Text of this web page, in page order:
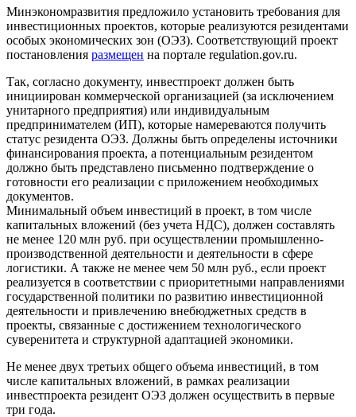
Минэкономразвития предложило установить требования для
инвестиционных проектов, которые реализуются резидентами
особых экономических зон (ОЭЗ). Соответствующий проект
постановления размещен на портале regulation.gov.ru.
Так, согласно документу, инвестпроект должен быть
инициирован коммерческой организацией (за исключением
унитарного предприятия) или индивидуальным
предпринимателем (ИП), которые намереваются получить
статус резидента ОЭЗ. Должны быть определены источники
финансирования проекта, а потенциальным резидентом
должно быть представлено письменно подтверждение о
готовности его реализации с приложением необходимых
документов.
Минимальный объем инвестиций в проект, в том числе
капитальных вложений (без учета НДС), должен составлять
не менее 120 млн руб. при осуществлении промышленно-
производственной деятельности и деятельности в сфере
логистики. А также не менее чем 50 млн руб., если проект
реализуется в соответствии с приоритетными направлениями
государственной политики по развитию инвестиционной
деятельности и привлечению внебюджетных средств в
проекты, связанные с достижением технологического
суверенитета и структурной адаптацией экономики.
Не менее двух третьих общего объема инвестиций, в том
числе капитальных вложений, в рамках реализации
инвестпроекта резидент ОЭЗ должен осуществить в первые
три года.